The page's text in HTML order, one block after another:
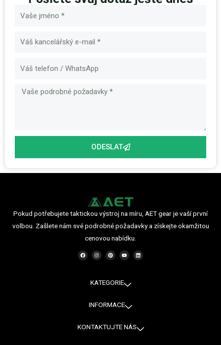
Název
Zpráva
ODESLAT
Pokud potřebujete taktickou výstroj na míru, AET gear je vaší první
volbou. Zašlete nám své podrobné požadavky a získejte okamžitou
cenovou nabídku.
F
a
c
I
n
s
r
a
P
i
n
e
s
Y
o
u
e
L
i
n
KATEGORIE
INFORMACE
KONTAKTUJTE NÁS